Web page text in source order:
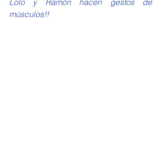
Lolo y Ramón hacen gestos de
músculos!!